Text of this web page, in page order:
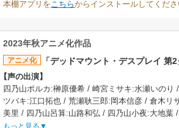
本棚アプリを こちらからインストールしてくだ
2023年秋アニメ化作品
アニメ化 「デッドマウント・デスプレイ 第2
声の出演】
四乃山ポルカ:榊原優希 / 崎宮ミサキ:水瀬いのり
ツバキ:江口拓也 / 荒瀬耿三郎:岡本信彦 / 倉木リ
美里 / 四乃山呂算:山路和弘 / 四乃山小夜:大地葉
/ 一ノ瀬古瑠斗:長谷川育美 / 合川咲姫:白石晴香
もっと見る